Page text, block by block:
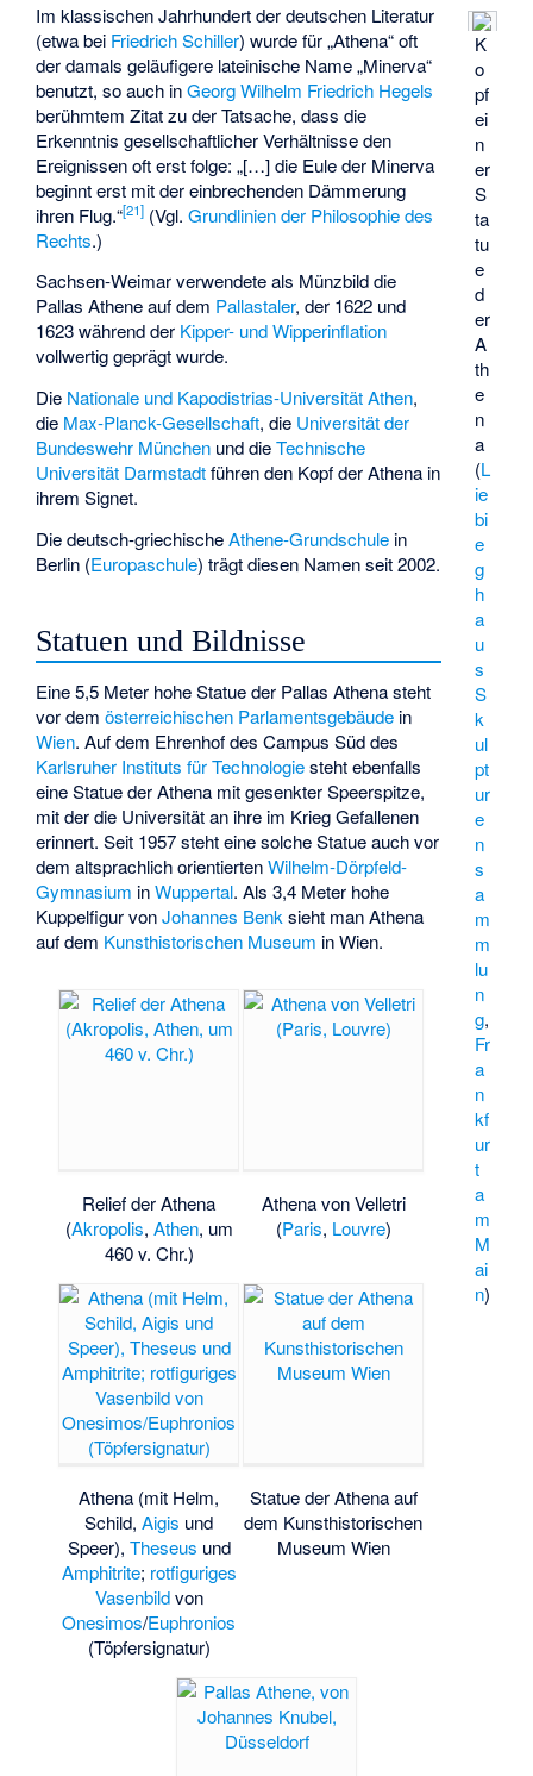
K
o
pf
ei
n
er
S
ta
tu
e
d
er
A
th
e
n
a
(L
ie
bi
e
g
h
a
u
s
S
k
ul
pt
ur
e
n
s
a
m
m
lu
n
g,
Fr
a
n
kf
ur
t
a
m
M
ai
n)
Im klassischen Jahrhundert der deutschen Literatur
(etwa bei Friedrich Schiller) wurde für „Athena“ oft
der damals geläufigere lateinische Name „Minerva“
benutzt, so auch inGeorg Wilhelm Friedrich Hegels
berühmtem Zitat zu der Tatsache, dass die
Erkenntnis gesellschaftlicher Verhältnisse den
Ereignissen oft erst folge: „[…] die Eule der Minerva
beginnt erst mit der einbrechenden Dämmerung
ihren Flug.“[21] (Vgl.Grundlinien der Philosophie des
Rechts.)
Sachsen-Weimar verwendete als Münzbild die
Pallas Athene auf dem Pallastaler, der 1622 und
1623 während der Kipper- und Wipperinflation
vollwertig geprägt wurde.
Die Nationale und Kapodistrias-Universität Athen,
die Max-Planck-Gesellschaft, die Universität der
Bundeswehr München und dieTechnische
Universität Darmstadtführen den Kopf der Athena in
ihrem Signet.
Die deutsch-griechischeAthene-Grundschule in
Berlin (Europaschule) trägt diesen Namen seit 2002.
Statuen und Bildnisse
Eine 5,5 Meter hohe Statue der Pallas Athena steht
vor demösterreichischen Parlamentsgebäude in
Wien. Auf dem Ehrenhof des Campus Süd des
Karlsruher Instituts für Technologiesteht ebenfalls
eine Statue der Athena mit gesenkter Speerspitze,
mit der die Universität an ihre im Krieg Gefallenen
erinnert. Seit 1957 steht eine solche Statue auch vor
dem altsprachlich orientiertenWilhelm-Dörpfeld-
Gymnasium inWuppertal. Als 3,4 Meter hohe
Kuppelfigur vonJohannes Benksieht man Athena
auf dem Kunsthistorischen Museum in Wien.
Relief der Athena
(Akropolis, Athen, um
460 v. Chr.)
Athena von Velletri
(Paris, Louvre)
Athena (mit Helm,
Schild,Aigis und
Speer), Theseus und
Amphitrite; rotfiguriges
Vasenbildvon
Onesimos/Euphronios
(Töpfersignatur)
Statue der Athena auf
dem Kunsthistorischen
Museum Wien